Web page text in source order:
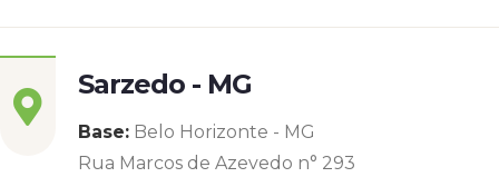
Sarzedo - MG
Base: Belo Horizonte - MG
Rua Marcos de Azevedo n° 293